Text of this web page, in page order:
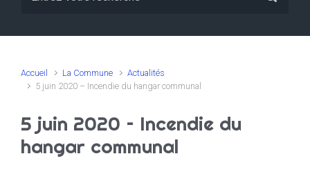
Accueil La Commune
Actualités
5 juin 2020 – Incendie du hangar communal
5 juin 2020 – Incendie du
hangar communal